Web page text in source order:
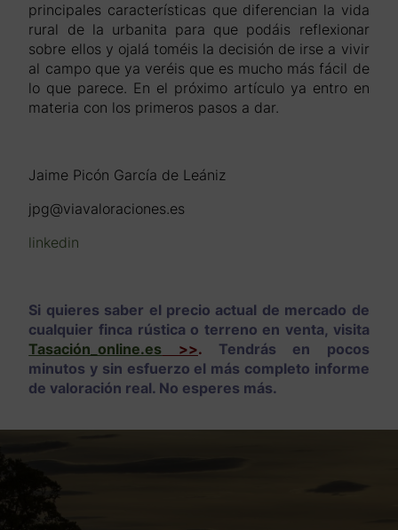
principales características que diferencian la vida
rural de la urbanita para que podáis reflexionar
sobre ellos y ojalá toméis la decisión de irse a vivir
al campo que ya veréis que es mucho más fácil de
lo que parece. En el próximo artículo ya entro en
materia con los primeros pasos a dar.
Jaime Picón García de Leániz
jpg@viavaloraciones.es
linkedin
Si quieres saber el precio actual de mercado de
cualquier finca rústica o terreno en venta, visita
Tasación_online.es >>.Tendrás en pocos
minutos y sin esfuerzo el más completo informe
de valoración real. No esperes más.